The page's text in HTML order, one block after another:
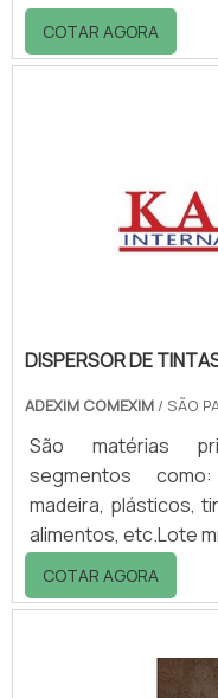
apresenta uma
específico
fabricação de
revestimentos,
vantagens, como
COTAR AGORA
DISPERSOR DE
ADEXIM COMEXIM / SÃO
São matérias
segmentos
madeira, plásticos,
alimentos, etc.Lote
20kgO máximo
moagemA Kady
tintas industriais,
alta qualidade
COTAR AGORA